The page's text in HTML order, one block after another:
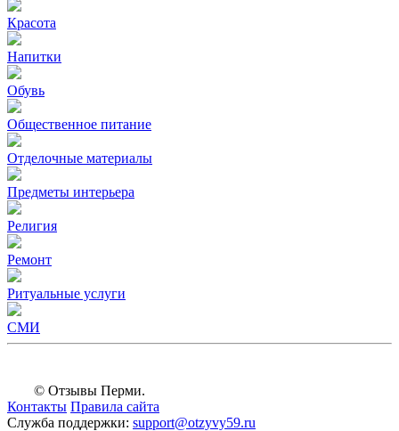
Красота
Напитки
Обувь
Общественное питание
Отделочные материалы
Предметы интерьера
Религия
Ремонт
Ритуальные услуги
СМИ
© Отзывы Перми.
Контакты Правила сайта
Служба поддержки: support@otzyvy59.ru